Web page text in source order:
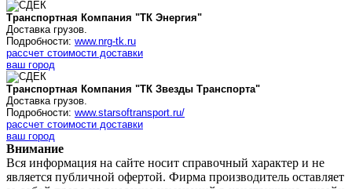
Транспортная Компания "ТК Энергия"
Доставка грузов.
Подробности: www.nrg-tk.ru
рассчет стоимости доставки
ваш город
Транспортная Компания "ТК Звезды Транспорта"
Доставка грузов.
Подробности: www.starsoftransport.ru/
рассчет стоимости доставки
ваш город
Внимание
Вся информация на сайте носит справочный характер и не
является публичной офертой. Фирма производитель оставляет